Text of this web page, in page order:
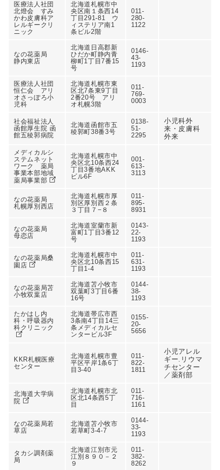
医療法人社団
北燈会 すみ
かわ皮膚科ア
レルギークリ
ニック
北海道札幌市中
央区南１条西14
丁目291-81 ウ
ィステリア南1
条ビル2階
011-
280-
1122
なの花薬局
静内東店
北海道日高郡新
ひだか町静内青
柳町1丁目7番15
号
0146-
43-
1193
医療法人社団
恒仁会 アリ
オさっぽろ小
児科
北海道札幌市東
区北7条東9丁目
2番20号 アリ
オ札幌3階
011-
769-
0003
社会福祉法人
函館厚生院 函
館五稜郭病院
北海道函館市五
稜郭町38番3号
0138-
51-
2295
小児科外
来・皮膚科
外来
メディカルシ
ステムネット
ワーク 薬局
事業本部地域
薬局事業部
北海道札幌市中
央区北10条西24
丁目3番地AKK
ビル6F
001-
613-
3113
なの花薬局
札幌厚別西店
北海道札幌市厚
別区厚別西２条
３丁目７−８
011-
895-
8931
なの花薬局
母恋店
北海道室蘭市新
富町1丁目3番12
号
0143-
22-
1193
なの花薬局桑
園店
北海道札幌市中
央区北10条西15
丁目1-4
011-
631-
1193
なの花薬局苫
小牧双葉店
北海道苫小牧市
双葉町3丁目6番
16号
0144-
38-
1193
たかはし内
科・呼吸器内
科クリニック
北海道帯広市西
3条南4丁目14三
条メディカルセ
ンタービル3F
0155-
20-
5656
KKR札幌医療
センター
北海道札幌市豊
平区平岸1条6丁
目3-40
011-
822-
1811
小児アレル
ギー.リウマ
チセンター
／薬剤部
北海道大学病
院
北海道札幌市北
区北14条西5丁
目
011-
716-
1161
なの花薬局若
草店
北海道苫小牧市
若草町3-4-7
0144-
33-
1193
タカシ調剤薬
局
北海道江別市元
江別８９０－２
９
011-
382-
8262